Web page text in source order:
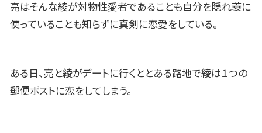
亮はそんな綾が対物性愛者であることも自分を隠れ蓑に
使っていることも知らずに真剣に恋愛をしている。
ある日、亮と綾がデートに行くととある路地で綾は１つの
郵便ポストに恋をしてしまう。